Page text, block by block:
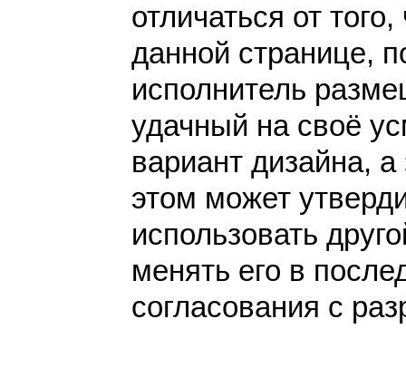
отличаться от
данной странице,
исполнитель
удачный на своё
вариант дизайна, а
этом может
использовать
менять его в
согласования с